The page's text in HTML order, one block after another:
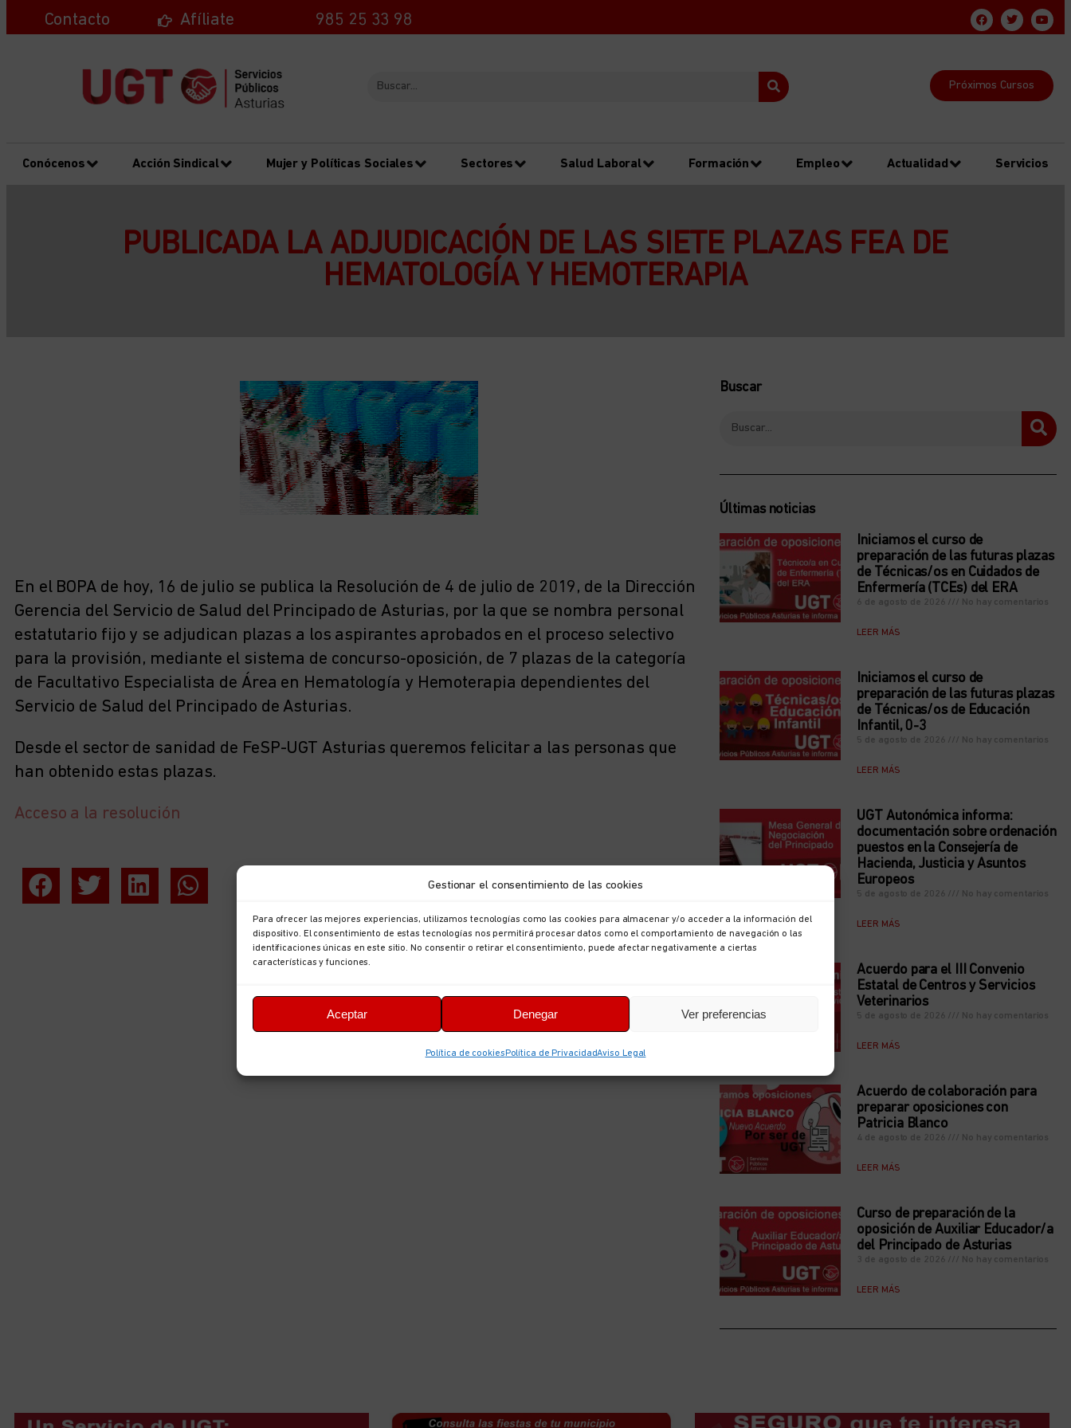
Gestionar el consentimiento de las cookies
Para ofrecer las mejores experiencias, utilizamos tecnologías como las cookies para almacenar y/o acceder a la información del
dispositivo. El consentimiento de estas tecnologías nos permitirá procesar datos como el comportamiento de navegación o las
identificaciones únicas en este sitio. No consentir o retirar el consentimiento, puede afectar negativamente a ciertas
características y funciones.
Aceptar Denegar Ver preferencias
Política de cookies Política de PrivacidadAviso Legal
Contacto Afíliate 985 25 33 98
Próximos Cursos
Conócenos Acción Sindical Mujer y Políticas Sociales Sectores Salud Laboral Formación Empleo Actualidad Servicios
PUBLICADA LA ADJUDICACIÓN DE LAS SIETE PLAZAS FEA DE
HEMATOLOGÍA Y HEMOTERAPIA
En el BOPA de hoy, 16 de julio se publica la Resolución de 4 de julio de 2019, de la Dirección
Gerencia del Servicio de Salud del Principado de Asturias, por la que se nombra personal
estatutario fijo y se adjudican plazas a los aspirantes aprobados en el proceso selectivo
para la provisión, mediante el sistema de concurso-oposición, de 7 plazas de la categoría
de Facultativo Especialista de Área en Hematología y Hemoterapia dependientes del
Servicio de Salud del Principado de Asturias.
Desde el sector de sanidad de FeSP-UGT Asturias queremos felicitar a las personas que
han obtenido estas plazas.
Acceso a la resolución
ANTERIOR SIGUIENTE
Buscar
Últimas noticias
Iniciamos el curso de
preparación de las futuras plazas
de Técnicas/os en Cuidados de
Enfermería (TCEs) del ERA
6 de agosto de 2026 No hay comentarios
LEER MÁS
Iniciamos el curso de
preparación de las futuras plazas
de Técnicas/os de Educación
Infantil, 0-3
5 de agosto de 2026 No hay comentarios
LEER MÁS
UGT Autonómica informa:
documentación sobre ordenación
puestos en la Consejería de
Hacienda, Justicia y Asuntos
Europeos
5 de agosto de 2026 No hay comentarios
LEER MÁS
Acuerdo para el III Convenio
Estatal de Centros y Servicios
Veterinarios
5 de agosto de 2026 No hay comentarios
LEER MÁS
Acuerdo de colaboración para
preparar oposiciones con
Patricia Blanco
4 de agosto de 2026 No hay comentarios
LEER MÁS
Curso de preparación de la
oposición de Auxiliar Educador/a
del Principado de Asturias
3 de agosto de 2026 No hay comentarios
LEER MÁS